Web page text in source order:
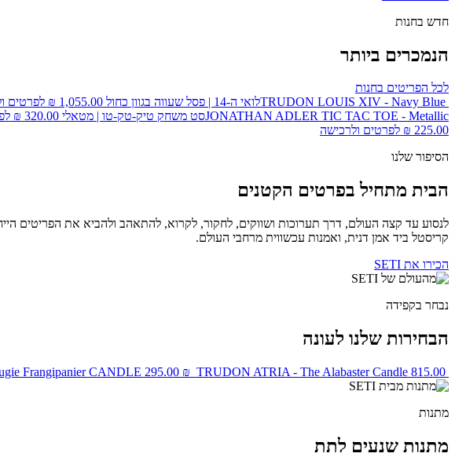
חדש בחנות
הנמכרים ביותר
לכל הפריטים בחנות
TRUDON LOUIS XIV - Navy Blue לואי ה-14 | פסל שעווה בגוון כחול 1,055.00
₪ לפרטים
JONATHAN ADLER TIC TAC TOE - Metallic סט משחק טיק-טק-טו | מטאלי 320.00
₪
225.00
₪ לפרטים ולרכישה
הסיפור שלנו
הבית מתחיל בפרטים הקטנים
לנסוע עד קצה העולם, דרך תערוכות ושווקים, לחקור, לקרוא, להתאהב ולהביא את הפריטים
קריסטל ביד אמן דנית, ואמנות עכשווית מרחבי העולם.
הכירו את SETI
נבחר בקפידה
הבחירות שלנו לעונה
Frangipanier CANDLE 295.00 ₪ TRUDON ATRIA - The Alabaster Candle 815.00
מתנות
מתנות שנעים לתת